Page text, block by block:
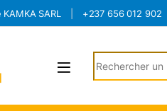
SARL +237 656 012 902
Search for: